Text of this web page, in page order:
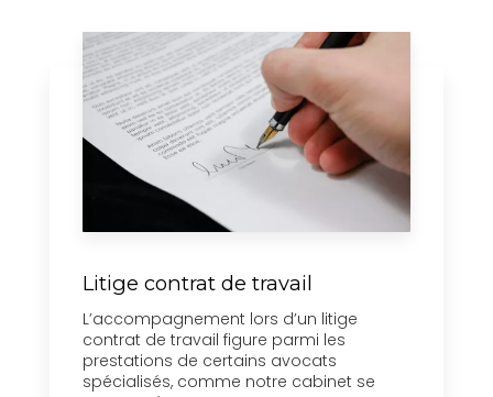
Litige contrat de travail
L’accompagnement lors d’un litige
contrat de travail figure parmi les
prestations de certains avocats
spécialisés, comme notre cabinet se